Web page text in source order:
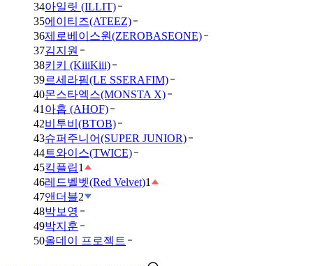
34아일릿 (ILLIT)
35에이티즈(ATEEZ)
36제로베이스원(ZEROBASEONE)
37김지원
38키키 (KiiiKiii)
39르세라핌(LE SSERAFIM)
40몬스타엑스(MONSTA X)
41 아홉 (AHOF)
42비투비(BTOB)
43슈퍼주니어(SUPER JUNIOR)
44트와이스(TWICE)
45킥플립1
46레드벨벳(Red Velvet)1
47앤더블2
48박보영
49박지훈
50올데이 프로젝트